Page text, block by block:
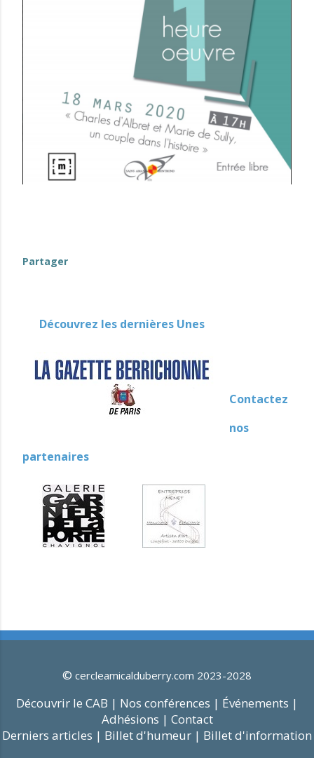
Partager
Découvrez les dernières Unes
Contactez
nos
partenaires
© cercleamicalduberry.com 2023-2028
Découvrir le CAB | Nos conférences | Événements |
Adhésions | Contact
Derniers articles | Billet d'humeur | Billet d'information